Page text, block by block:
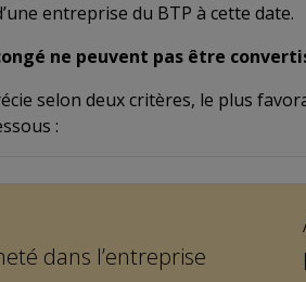
entreprise du BTP à cette date.
ne peuvent pas être
selon deux critères, le plus
:
dans l’entreprise